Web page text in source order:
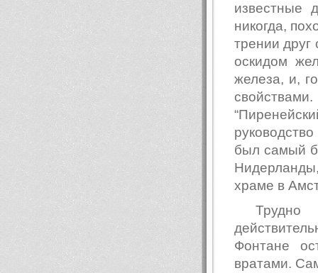
известные
никогда,
трении друг
оскидом
железа, и,
был самый
храме в
Фонтане
вратами.